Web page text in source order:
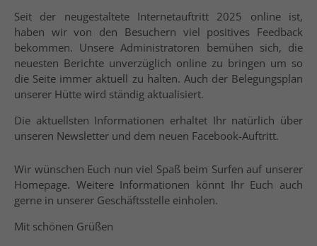
Seit der neugestaltete Internetauftritt 2025 online ist,
haben wir von den Besuchern viel positives Feedback
bekommen. Unsere Administratoren bemühen sich, die
neuesten Berichte unverzüglich online zu bringen um so
die Seite immer aktuell zu halten. Auch der Belegungsplan
unserer Hütte wird ständig aktualisiert.
Die aktuellsten Informationen erhaltet Ihr natürlich über
unseren Newsletter und dem neuen Facebook-Auftritt.
Wir wünschen Euch nun viel Spaß beim Surfen auf unserer
Homepage. Weitere Informationen könnt Ihr Euch auch
gerne in unserer Geschäftsstelle einholen.
Mit schönen Grüßen